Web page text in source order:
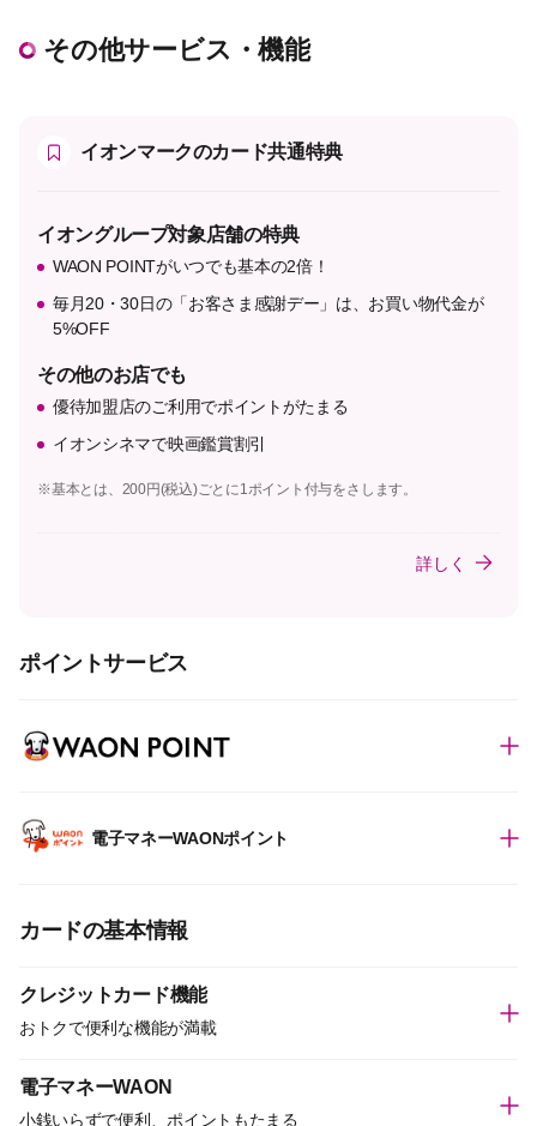
その他サービス・機能
イオンマークのカード共通特典
イオングループ対象店舗の特典
WAON POINTがいつでも基本の2倍！
毎月20・30日の「お客さま感謝デー」は、お買い物代金が
5%OFF
その他のお店でも
優待加盟店のご利用でポイントがたまる
イオンシネマで映画鑑賞割引
※基本とは、200円(税込)ごとに1ポイント付与をさします。
詳しく
ポイントサービス
電子マネーWAONポイント
カードの基本情報
クレジットカード機能
おトクで便利な機能が満載
電子マネーWAON
小銭いらずで便利、ポイントもたまる